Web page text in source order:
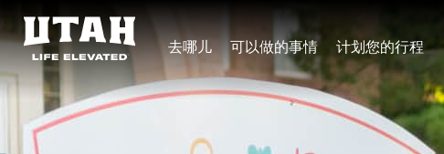
Skip to content
去哪儿 可以做的事情 计划您的行程